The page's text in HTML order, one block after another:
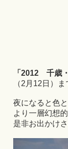
「2012 千歳
（2月12日）
夜になると色
より一層幻想
是非お出かけ